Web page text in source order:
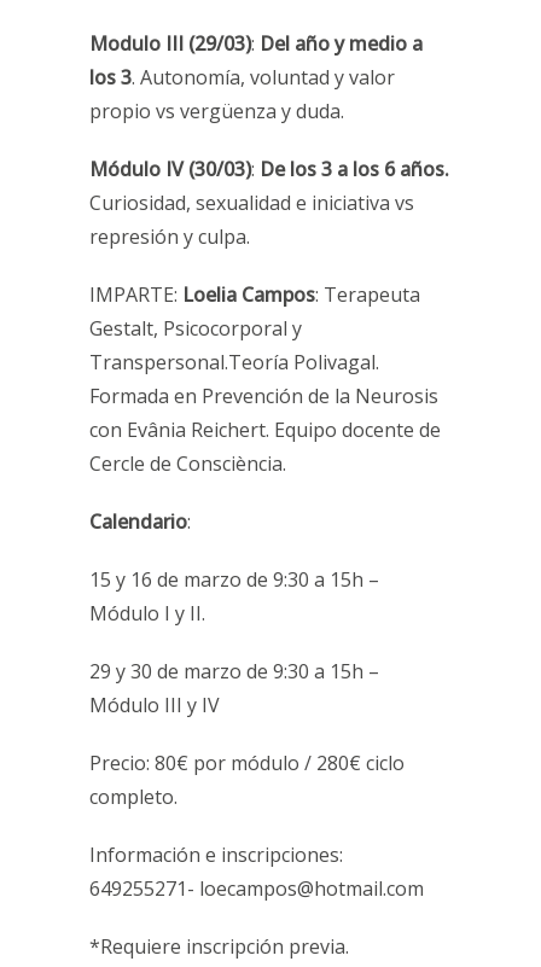
Modulo III (29/03): Del año y medio a
los 3. Autonomía, voluntad y valor
propio vs vergüenza y duda.
Módulo IV (30/03): De los 3 a los 6 años.
Curiosidad, sexualidad e iniciativa vs
represión y culpa.
IMPARTE: Loelia Campos: Terapeuta
Gestalt, Psicocorporal y
Transpersonal.Teoría Polivagal.
Formada en Prevención de la Neurosis
con Evânia Reichert. Equipo docente de
Cercle de Consciència.
Calendario:
15 y 16 de marzo de 9:30 a 15h –
Módulo I y II.
29 y 30 de marzo de 9:30 a 15h –
Módulo III y IV
Precio: 80€ por módulo / 280€ ciclo
completo.
Información e inscripciones:
649255271- loecampos@hotmail.com
*Requiere inscripción previa.